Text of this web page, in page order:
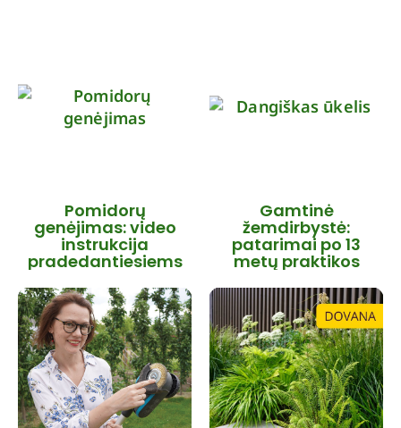
Pomidorų
genėjimas: video
instrukcija
pradedantiesiems
Gamtinė
žemdirbystė:
patarimai po 13
metų praktikos